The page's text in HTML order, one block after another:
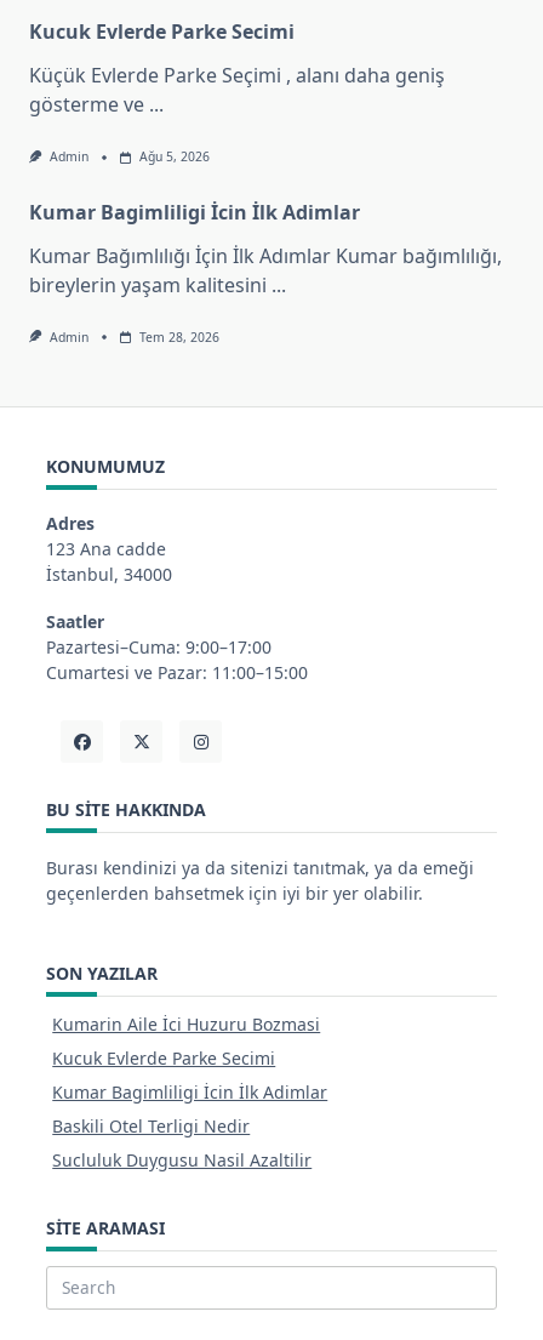
Kucuk Evlerde Parke Secimi
Küçük Evlerde Parke Seçimi , alanı daha geniş
gösterme ve ...
Admin Ağu 5, 2026
Kumar Bagimliligi İcin İlk Adimlar
Kumar Bağımlılığı İçin İlk Adımlar Kumar bağımlılığı,
bireylerin yaşam kalitesini ...
Admin Tem 28, 2026
KONUMUMUZ
Adres
123 Ana cadde
İstanbul, 34000
Saatler
Pazartesi–Cuma: 9:00–17:00
Cumartesi ve Pazar: 11:00–15:00
BU SITE HAKKINDA
Burası kendinizi ya da sitenizi tanıtmak, ya da emeği
geçenlerden bahsetmek için iyi bir yer olabilir.
SON YAZILAR
Kumarin Aile İci Huzuru Bozmasi
Kucuk Evlerde Parke Secimi
Kumar Bagimliligi İcin İlk Adimlar
Baskili Otel Terligi Nedir
Sucluluk Duygusu Nasil Azaltilir
SITE ARAMASI
Search